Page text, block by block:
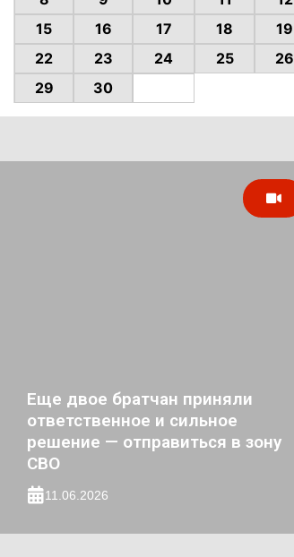
15
16 17 18 19
22
23 24 25 26
29
30
Еще двое братчан приняли
ответственное и сильное
решение — отправиться в зону
СВО
11.06.2026